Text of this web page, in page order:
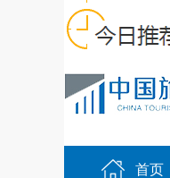
首页